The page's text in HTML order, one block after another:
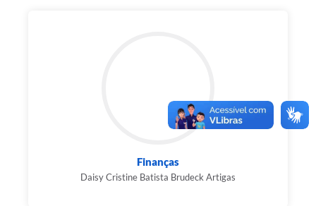
Finanças
Daisy Cristine Batista Brudeck Artigas